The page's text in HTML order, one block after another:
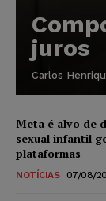
juros
Carlos
Meta é alvo de
sexual infantil
plataformas
NOTÍCIAS 07/08/